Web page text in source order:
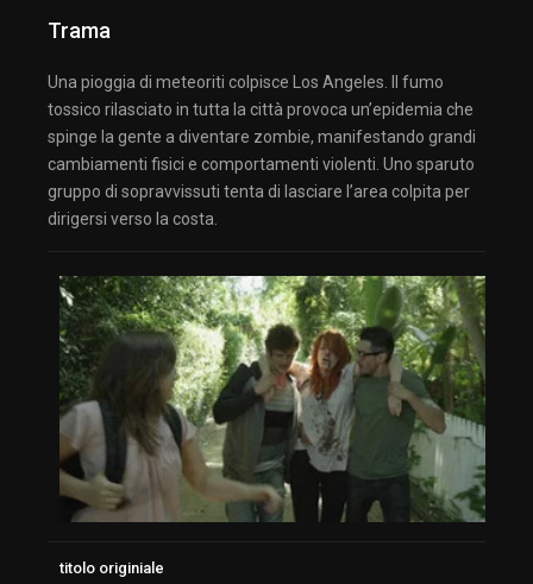
Trama
Una pioggia di meteoriti colpisce Los Angeles. Il fumo
tossico rilasciato in tutta la città provoca un’epidemia che
spinge la gente a diventare zombie, manifestando grandi
cambiamenti fisici e comportamenti violenti. Uno sparuto
gruppo di sopravvissuti tenta di lasciare l’area colpita per
dirigersi verso la costa.
titolo originiale